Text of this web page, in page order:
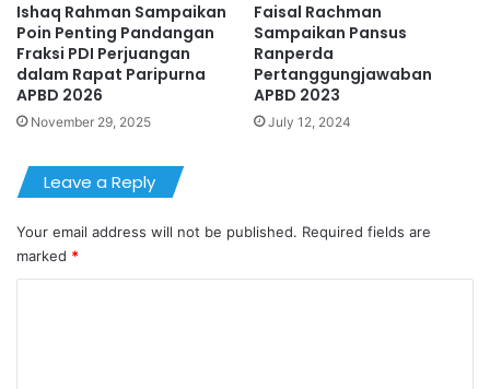
Ishaq Rahman Sampaikan
Poin Penting Pandangan
Fraksi PDI Perjuangan
dalam Rapat Paripurna
APBD 2026
November 29, 2025
Faisal Rachman
Sampaikan Pansus
Ranperda
Pertanggungjawaban
APBD 2023
July 12, 2024
Leave a Reply
Your email address will not be published. Required fields are
marked *